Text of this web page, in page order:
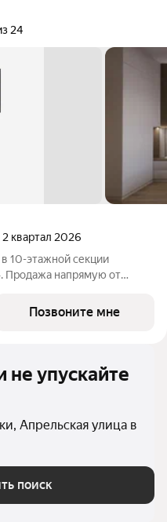
24
2 квартал 2026
10-этажной секции
Продажа напрямую от
выгодного варианта
по
Позвоните мне
не упускайте
Апрельская улица в
поиск